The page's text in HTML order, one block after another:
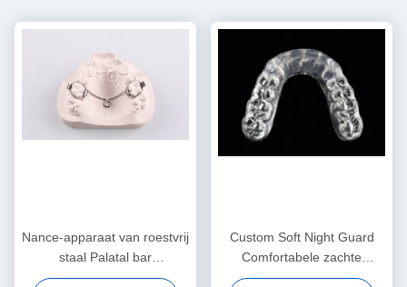
Nance-apparaat van roestvrij
staal Palatal bar
Orthodontisch functionele
Custom Soft Night Guard
Comfortabele zachte
mondbeschermer voor het